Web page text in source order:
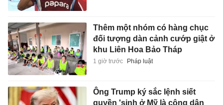
Thêm một nhóm có hàng chục
đối tượng dàn cảnh cướp giật ở
khu Liên Hoa Bảo Tháp
1 giờ trước Pháp luật
Ông Trump ký sắc lệnh siết
quyền 'sinh ở Mỹ là công dân